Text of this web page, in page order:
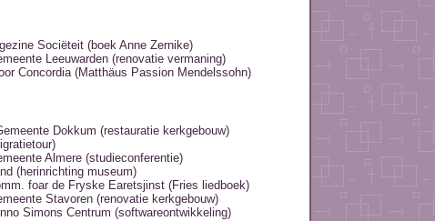
Sociëteit (boek Anne Zernike)
Leeuwarden (renovatie vermaning)
Concordia (Matthäus Passion Mendelssohn)
Dokkum (restauratie kerkgebouw)
Almere (studieconferentie)
(herinrichting museum)
foar de Fryske Earetsjinst (Fries liedboek)
Stavoren (renovatie kerkgebouw)
Simons Centrum (softwareontwikkeling)